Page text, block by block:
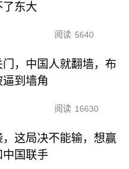
东大
阅读 5640
门，中国人就翻墙，布
到墙角
阅读 16630
，这局决不能输，想赢
中国联手